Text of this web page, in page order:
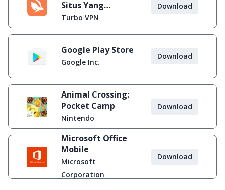
Situs Yang
Diblokir
Turbo VPN
Download
Google Play Store
Google Inc.
Download
Animal Crossing:
Pocket Camp
Nintendo
Download
Microsoft Office
Mobile
Microsoft
Corporation
Download